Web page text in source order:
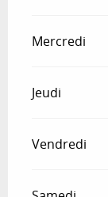
Mercredi
Jeudi
Vendredi